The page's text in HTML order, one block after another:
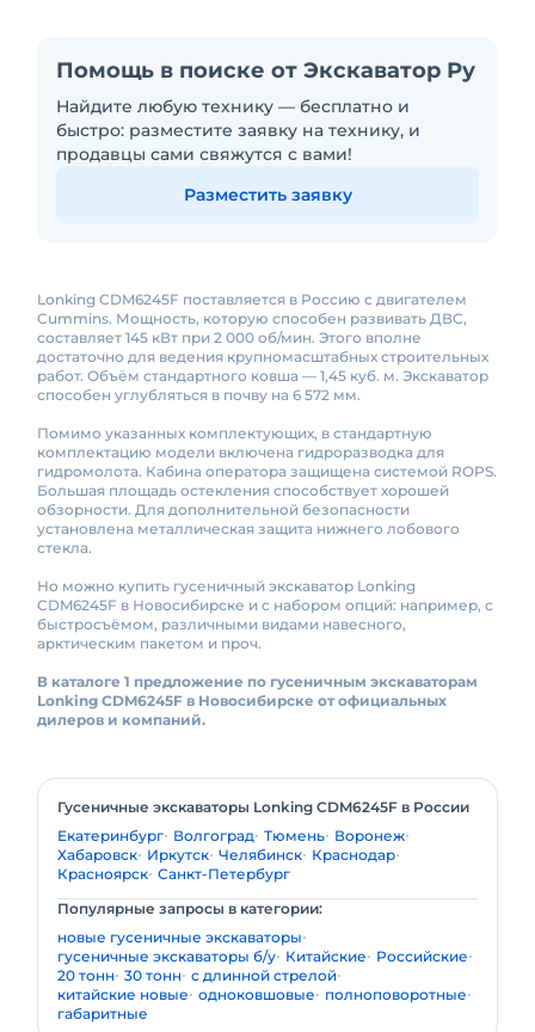
Помощь в поиске от Экскаватор Ру
Найдите любую технику — бесплатно и
быстро: разместите заявку на технику, и
продавцы сами свяжутся с вами!
Разместить заявку
Lonking CDM6245F поставляется в Россию с двигателем
Cummins. Мощность, которую способен развивать ДВС,
составляет 145 кВт при 2 000 об/мин. Этого вполне
достаточно для ведения крупномасштабных строительных
работ. Объём стандартного ковша — 1,45 куб. м. Экскаватор
способен углубляться в почву на 6 572 мм.
Помимо указанных комплектующих, в стандартную
комплектацию модели включена гидроразводка для
гидромолота. Кабина оператора защищена системой ROPS.
Большая площадь остекления способствует хорошей
обзорности. Для дополнительной безопасности
установлена металлическая защита нижнего лобового
стекла.
Но можно купить гусеничный экскаватор Lonking
CDM6245F в Новосибирске и с набором опций: например, с
быстросъёмом, различными видами навесного,
арктическим пакетом и проч.
В каталоге 1 предложение по гусеничным экскаваторам
Lonking CDM6245F в Новосибирске от официальных
дилеров и компаний.
Гусеничные экскаваторы Lonking CDM6245F в России
Екатеринбург Волгоград Тюмень Воронеж
Хабаровск Иркутск Челябинск Краснодар
Красноярск Санкт-Петербург
Популярные запросы в категории:
новые гусеничные экскаваторы
гусеничные экскаваторы б/у Китайские
Российские
20 тонн 30 тонн с длинной стрелой
китайские новые одноковшовые
полноповоротные
габаритные